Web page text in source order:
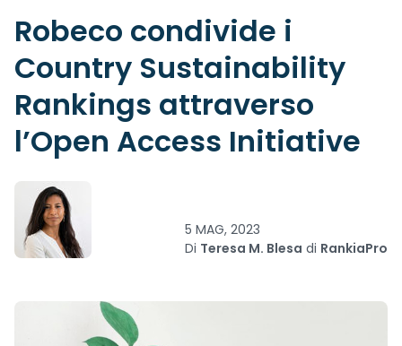
Robeco condivide i
Country Sustainability
Rankings attraverso
l’Open Access Initiative
5 MAG, 2023
Di Teresa M. Blesa di RankiaPro